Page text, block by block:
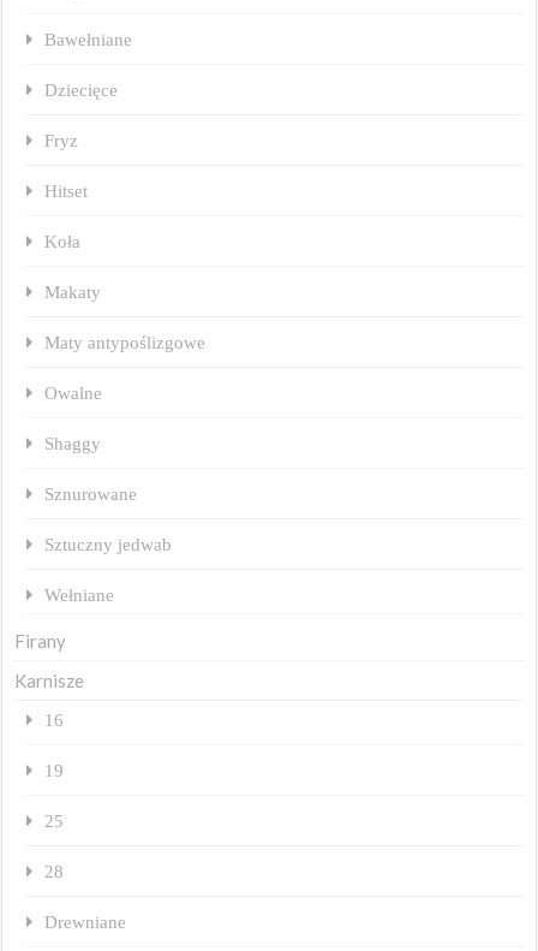
Bawełniane
Dziecięce
Fryz
Hitset
Koła
Makaty
Maty antypoślizgowe
Owalne
Shaggy
Sznurowane
Sztuczny jedwab
Wełniane
Firany
Karnisze
16
19
25
28
Drewniane